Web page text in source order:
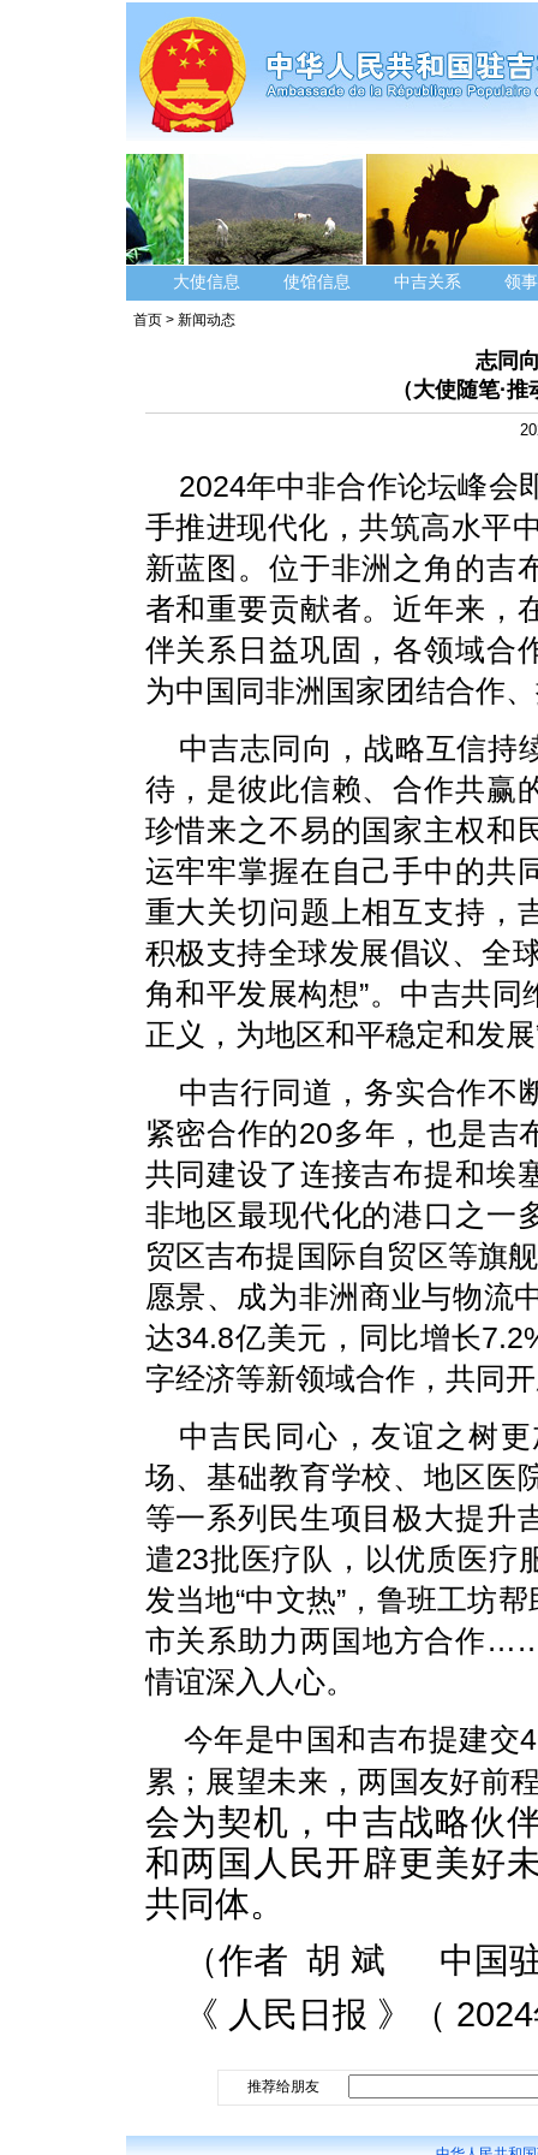
大使信息 使馆信息 中吉关系 领
首页 > 新闻动态
志同
（大使随笔·
2024年中非合作论坛峰会
手推进现代化，共筑高水平
新蓝图。位于非洲之角的吉
者和重要贡献者。近年来，
伴关系日益巩固，各领域合
为中国同非洲国家团结合作
中吉志同向，战略互信持
待，是彼此信赖、合作共赢
珍惜来之不易的国家主权和
运牢牢掌握在自己手中的共
重大关切问题上相互支持，
积极支持全球发展倡议、全
角和平发展构想”。中吉共
正义，为地区和平稳定和发
中吉行同道，务实合作不
紧密合作的20多年，也是吉
共同建设了连接吉布提和埃
非地区最现代化的港口之一
贸区吉布提国际自贸区等旗
愿景、成为非洲商业与物流
达34.8亿美元，同比增长
字经济等新领域合作，共同
中吉民同心，友谊之树
场、基础教育学校、地区医
等一系列民生项目极大提升
遣23批医疗队，以优质医疗
发当地“中文热”，鲁班工坊
市关系助力两国地方合作
情谊深入人心。
今年是中国和吉布提建交
累；展望未来，两国友好前
会为契机，中吉战略伙
和两国人民开辟更美好
共同体。
（作者 胡 斌 中国
《 人民日报 》（
推荐给朋友